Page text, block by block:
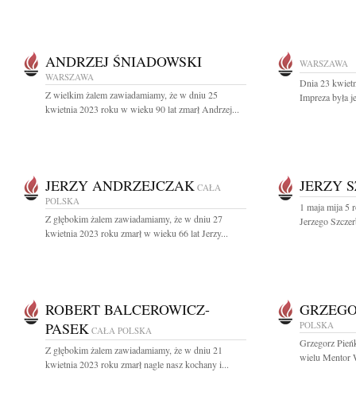
ANDRZEJ ŚNIADOWSKI
WARSZAWA
Z wielkim żalem zawiadamiamy, że w dniu 25
kwietnia 2023 roku w wieku 90 lat zmarł Andrzej...
WARSZAWA
Dnia 23
Impreza była
JERZY ANDRZEJCZAK CAŁA
POLSKA
Z głębokim żalem zawiadamiamy, że w dniu 27
kwietnia 2023 roku zmarł w wieku 66 lat Jerzy...
JERZY
1 maja mija 5
Jerzego
ROBERT BALCEROWICZ-
PASEK CAŁA POLSKA
Z głębokim żalem zawiadamiamy, że w dniu 21
kwietnia 2023 roku zmarł nagle nasz kochany i...
POLSKA
Grzegorz
wielu Mentor